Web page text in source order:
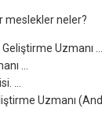
meslekler neler?
Uzmanı ...
...
...
Uzmanı